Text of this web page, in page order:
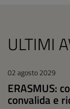
ULTIMI
02 agosto 2029
ERASMUS:
convalida e